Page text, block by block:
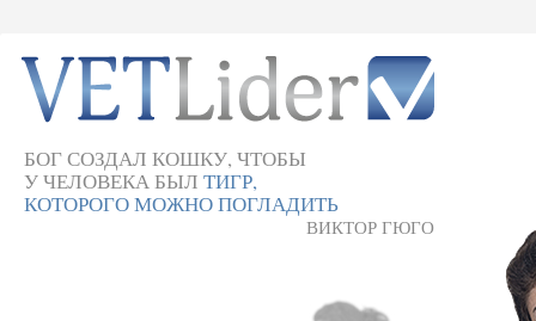
БОГ СОЗДАЛ КОШКУ, ЧТОБЫ
У ЧЕЛОВЕКА БЫЛТИГР,
КОТОРОГО МОЖНО ПОГЛАДИТЬ
ВИКТОР ГЮГО